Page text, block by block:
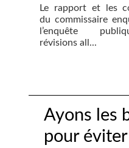
Le rapport et les
du commissaire
l’enquête
révisions all...
Ayons les
pour